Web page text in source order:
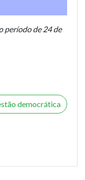
período de 24 de
democrática